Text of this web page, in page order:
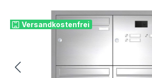
Versandkostenfrei